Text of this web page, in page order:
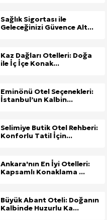
Sağlık Sigortası ile
Geleceğinizi Güvence Alt...
Kaz Dağları Otelleri: Doğa
ile İç İçe Konak...
Eminönü Otel Seçenekleri:
İstanbul’un Kalbin...
Selimiye Butik Otel Rehberi:
Konforlu Tatil İçin...
Ankara'nın En İyi Otelleri:
Kapsamlı Konaklama ...
Büyük Abant Oteli: Doğanın
Kalbinde Huzurlu Ka...